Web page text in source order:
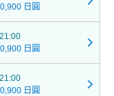
日圓
日圓
日圓